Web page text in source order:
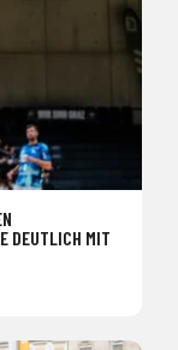
DEUTLICH MIT